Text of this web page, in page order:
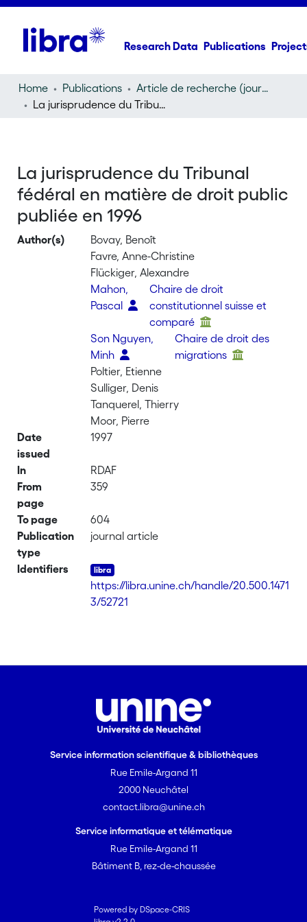
Research Data Publications
Home Publications
Article de recherche (journal article)
La jurisprudence du Tribunal fédéral en matière de droit public publiée en 1996
La jurisprudence du Tribunal
fédéral en matière de droit public
publiée en 1996
Author(s)
Bovay, Benoît
Favre, Anne-Christine
Flückiger, Alexandre
Mahon,
Pascal
Chaire de droit
constitutionnel suisse et
comparé
Son Nguyen,
Minh
Chaire de droit des
migrations
Poltier, Etienne
Sulliger, Denis
Tanquerel, Thierry
Moor, Pierre
Date
issued
1997
In
RDAF
From
page
359
To page
604
Publication
type
journal article
Identifiers
https://libra.unine.ch/handle/20.500.1471
3/52721
Service information scientifique & bibliothèques
Rue Emile-Argand 11
2000 Neuchâtel
contact.libra@unine.ch
Service informatique et télématique
Rue Emile-Argand 11
Bâtiment B, rez-de-chaussée
Powered by DSpace-CRIS